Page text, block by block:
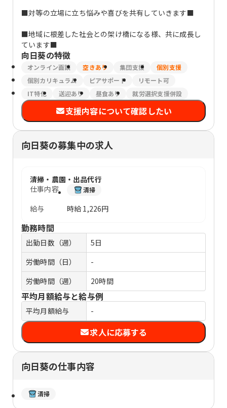
■対等の立場に立ち悩みや喜びを共有していきます■
■地域に根差した社会との架け橋になる様、共に成長し
ています■
向日葵の特徴
オンライン面談 空きあり 集団支援
個別支援
個別カリキュラム
ピアサポート
リモート可
IT特化
送迎あり 昼食あり 就労選択支援併設
支援内容について確認したい
向日葵の募集中の求人
清掃・農園・出品代行
仕事内容
清掃
給与 時給 1,226円
勤務時間
出勤日数（週）
5日
労働時間（日）
-
労働時間（週）
20時間
平均月額給与と給与例
平均月額給与 -
求人に応募する
向日葵の仕事内容
清掃